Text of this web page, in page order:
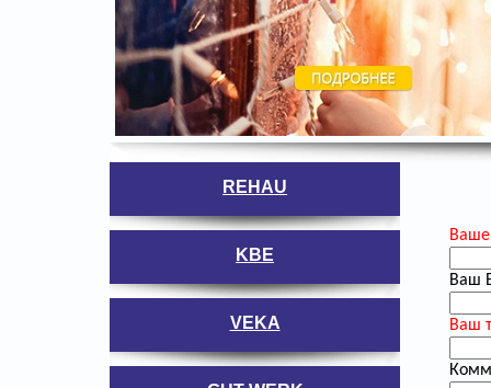
REHAU
KBE
VEKA
Ваш
Ваш